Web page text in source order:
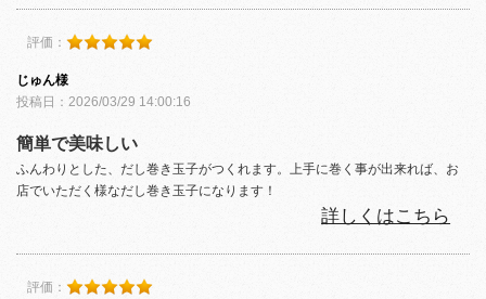
評価：
じゅん様
投稿日：2026/03/29 14:00:16
簡単で美味しい
ふんわりとした、だし巻き玉子がつくれます。上手に巻く事が出来れば、お
店でいただく様なだし巻き玉子になります！
詳しくはこちら
評価：